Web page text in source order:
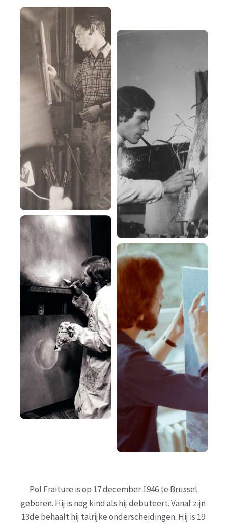
Pol Fraiture is op 17 december 1946 te Brussel
geboren. Hij is nog kind als hij debuteert. Vanaf zijn
13de behaalt hij talrijke onderscheidingen. Hij is 19